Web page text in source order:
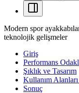
Modern spor
teknolojik gelişmeler
Giriş
Performans
Şıklık ve Tasarım
Kullanım
Sonuç